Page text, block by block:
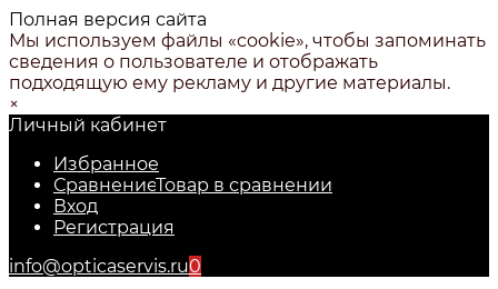
Полная версия сайта
Мы используем файлы «cookie», чтобы запоминать
сведения о пользователе и отображать
подходящую ему рекламу и другие материалы.
×
Личный кабинет
Избранное
СравнениеТовар в сравнении
Вход
Регистрация
info@opticaservis.ru0